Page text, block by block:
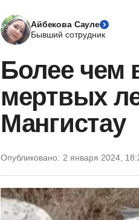
Айбекова Сауле
Бывший сотрудник
Более чем
мертвых
Мангистау
Опубликовано: 2 января 2024,